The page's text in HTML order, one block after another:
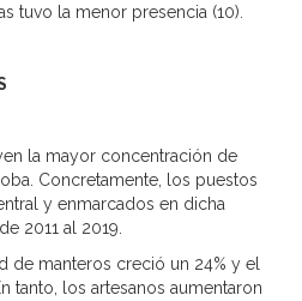
tuvo la menor presencia (10).
la mayor concentración de
Concretamente, los puestos
y enmarcados en dicha
2011 al 2019.
de manteros creció un 24% y el
tanto, los artesanos aumentaron